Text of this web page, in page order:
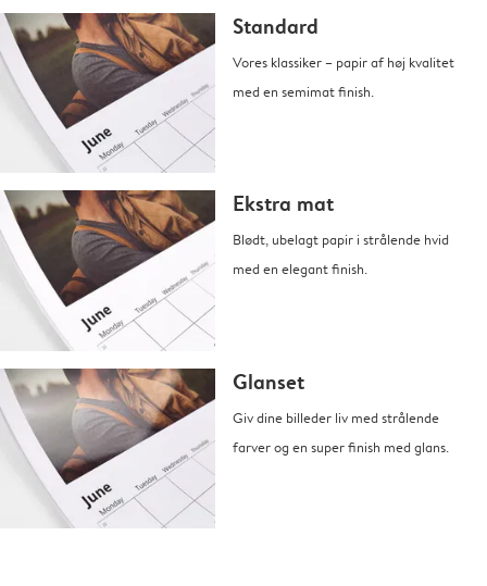
Standard
Vores klassiker – papir af høj kvalitet
med en semimat finish.
Ekstra mat
Blødt, ubelagt papir i strålende hvid
med en elegant finish.
Glanset
Giv dine billeder liv med strålende
farver og en super finish med glans.